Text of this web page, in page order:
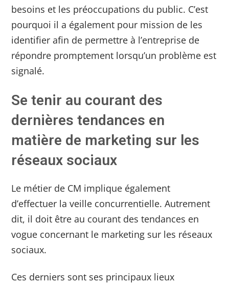
besoins et les préoccupations du public. C’est
pourquoi il a également pour mission de les
identifier afin de permettre à l’entreprise de
répondre promptement lorsqu’un problème est
signalé.
Se tenir au courant des
dernières tendances en
matière de marketing sur les
réseaux sociaux
Le métier de CM implique également
d’effectuer la veille concurrentielle. Autrement
dit, il doit être au courant des tendances en
vogue concernant le marketing sur les réseaux
sociaux.
Ces derniers sont ses principaux lieux